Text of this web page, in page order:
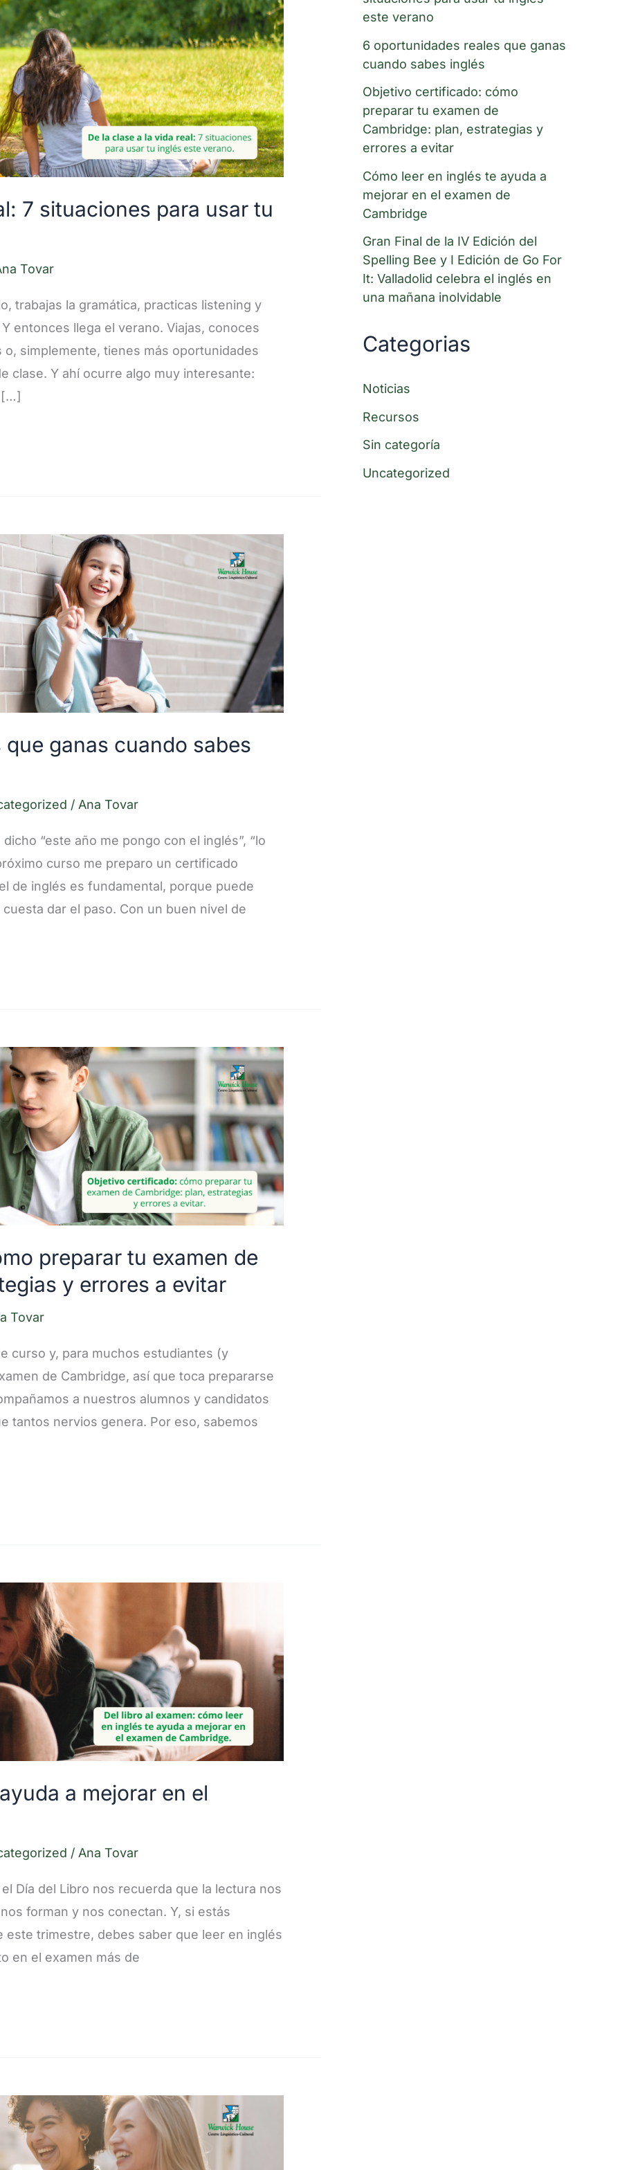
7 situaciones para usar tu
Tovar
trabajas la gramática, practicas listening y
entonces llega el verano. Viajas, conoces
simplemente, tienes más oportunidades
clase. Y ahí ocurre algo muy interesante:
[…]
ganas cuando sabes
/ Ana Tovar
“este año me pongo con el inglés”, “lo
curso me preparo un certificado
de inglés es fundamental, porque puede
dar el paso. Con un buen nivel de
preparar tu examen de
y errores a evitar
Tovar
curso y, para muchos estudiantes (y
de Cambridge, así que toca prepararse
a nuestros alumnos y candidatos
tantos nervios genera. Por eso, sabemos
a mejorar en el
/ Ana Tovar
Día del Libro nos recuerda que la lectura nos
forman y nos conectan. Y, si estás
este trimestre, debes saber que leer en inglés
en el examen más de
este verano
6 oportunidades reales que ganas
cuando sabes inglés
Objetivo certificado: cómo
preparar tu examen de
Cambridge: plan, estrategias y
errores a evitar
Cómo leer en inglés te ayuda a
mejorar en el examen de
Cambridge
Gran Final de la IV Edición del
Spelling Bee y I Edición de Go For
It: Valladolid celebra el inglés en
una mañana inolvidable
Categorias
Noticias
Recursos
Sin categoría
Uncategorized